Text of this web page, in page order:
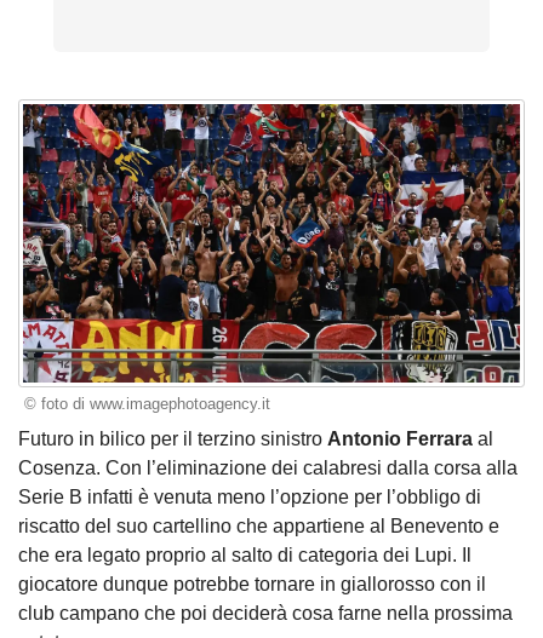
© foto di www.imagephotoagency.it
Futuro in bilico per il terzino sinistro Antonio Ferrara al
Cosenza. Con l’eliminazione dei calabresi dalla corsa alla
Serie B infatti è venuta meno l’opzione per l’obbligo di
riscatto del suo cartellino che appartiene al Benevento e
che era legato proprio al salto di categoria dei Lupi. Il
giocatore dunque potrebbe tornare in giallorosso con il
club campano che poi deciderà cosa farne nella prossima